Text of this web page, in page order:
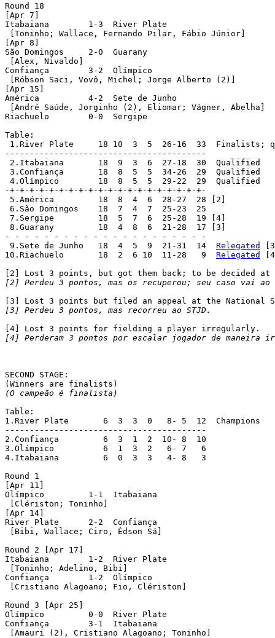
Round 18
[Apr 7]
Itabaiana    	 1-3  River Plate
[Toninho; Wallace, Fernando Pilar, Fábio Júnior]
[Apr 8]
São Domingos  	 2-0  Guarany
[Alex, Nivaldo]
Confiança   	 3-2  Olímpico
[Róbson Saci, Vovô, Michel; Jorge Alberto (2)]
[Apr 15]
América		 4-2  Sete de Junho
[André Saúde, Jorginho (2), Eliomar; Vágner, Abelha]
Riachuelo	 0-0  Sergipe
Table:
1.River Plate	   18 10  3  5  26-16  33  Finalists; qualified
-----------------------------------------
2.Itabaiana	   18  9  3  6  27-18  30  Qualified
3.Confiança	   18  8  5  5  34-26  29  Qualified
4.Olímpico	   18  8  5  5  29-22  29  Qualified
-+-+-+-+-+-+-+-+-+-+-+-+-+-+-+-+-+-+-+-+-
5.América	   18  8  4  6  28-27  28 [2]
6.São Domingos	   18  7  4  7  25-23  25
7.Sergipe	   18  5  7  6  25-28  19 [4]
8.Guarany	   18  4  8  6  21-28  17 [3]
- - - - - - - - - - - - - - - - - - - - -
9.Sete de Junho   18  4  5  9  21-31  14 Relegated
10.Riachuelo	   18  2  6 10  11-28   9 Relegated
[2] Perdeu 3 pontos, mas os recuperou; seu caso vai ao
[3] Perdeu 3 pontos, mas recorreu ao STJD.
[4] Perderam 3 pontos por escalar jogador de maneira
SECOND STAGE:
(O campeão é finalista)
Table:
1.River Plate	    6  3  3  0   8- 5  12  Champions
-----------------------------------------
2.Confiança	    6  3  1  2  10- 8  10
3.Olímpico	    6  1  3  2   6- 7   6
4.Itabaiana	    6  0  3  3   4- 8   3
Round 1
[Apr 11]
Olímpico	 1-1  Itabaiana
[Clériston; Toninho]
[Apr 14]
River Plate	 2-2  Confiança
[Bibi, Wallace; Ciro, Édson Sá]
Round 2 [Apr 17]
Itabaiana	 1-2  River Plate
[Toninho; Adelino, Bibi]
Confiança	 1-2  Olímpico
[Cristiano Alagoano; Fio, Clériston]
Round 3 [Apr 25]
Olímpico	 0-0  River Plate
Confiança	 3-1  Itabaiana
[Amauri (2), Cristiano Alagoano; Toninho]